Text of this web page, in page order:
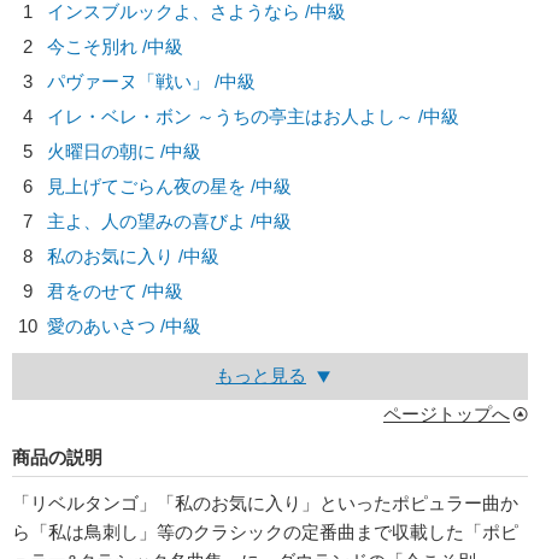
1
インスブルックよ、さようなら /中級
2
今こそ別れ /中級
3
パヴァーヌ「戦い」 /中級
4
イレ・ベレ・ボン ～うちの亭主はお人よし～ /中級
5
火曜日の朝に /中級
6
見上げてごらん夜の星を /中級
7
主よ、人の望みの喜びよ /中級
8
私のお気に入り /中級
9
君をのせて /中級
10 愛のあいさつ /中級
もっと見る
ページトップへ
商品の説明
「リベルタンゴ」「私のお気に入り」といったポピュラー曲か
ら「私は鳥刺し」等のクラシックの定番曲まで収載した「ポピ